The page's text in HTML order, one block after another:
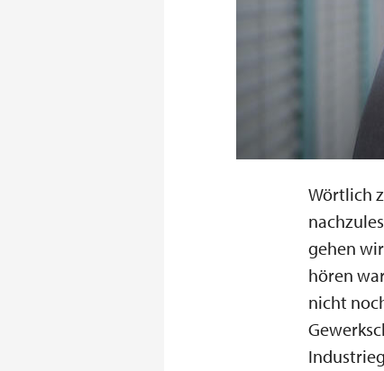
Wörtlich
gehen
hören
nicht